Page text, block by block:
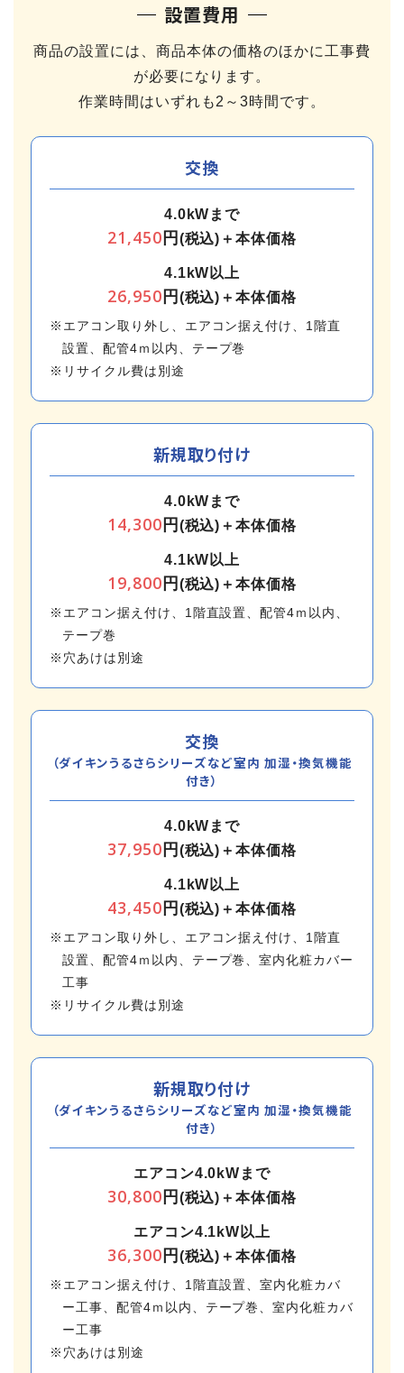
設置費用
商品の設置には、商品本体の価格のほかに工事費
が必要になります。
作業時間はいずれも2～3時間です。
交換
4.0kWまで
21,450 円 (税込)＋本体価格
4.1kW以上
26,950 円 (税込)＋本体価格
※エアコン取り外し、エアコン据え付け、1階直
設置、配管4ｍ以内、テープ巻
※リサイクル費は別途
新規取り付け
4.0kWまで
14,300 円 (税込)＋本体価格
4.1kW以上
19,800 円 (税込)＋本体価格
※エアコン据え付け、1階直設置、配管4ｍ以内、
テープ巻
※穴あけは別途
交換
（ダイキンうるさらシリーズなど室内 加湿・換気機能
付き）
4.0kWまで
37,950 円 (税込)＋本体価格
4.1kW以上
43,450 円 (税込)＋本体価格
※エアコン取り外し、エアコン据え付け、1階直
設置、配管4ｍ以内、テープ巻、室内化粧カバー
工事
※リサイクル費は別途
新規取り付け
（ダイキンうるさらシリーズなど室内 加湿・換気機能
付き）
エアコン4.0kWまで
30,800 円 (税込)＋本体価格
エアコン4.1kW以上
36,300 円 (税込)＋本体価格
※エアコン据え付け、1階直設置、室内化粧カバ
ー工事、配管4ｍ以内、テープ巻、室内化粧カバ
ー工事
※穴あけは別途